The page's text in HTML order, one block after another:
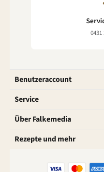
0431
Benutzeraccount
Service
Über Falkemedia
Rezepte und mehr